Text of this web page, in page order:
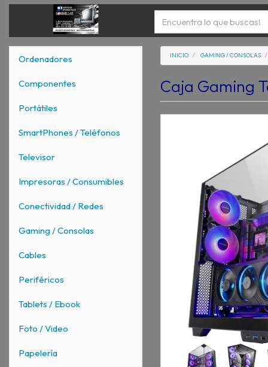
Ordenadores
Componentes
Portátiles
SmartPhones / Teléfonos
Televisor
Impresoras / Consumibles
Conectividad / Redes
Gaming / Consolas
Cables
Periféricos
Tablets / Ebook
Foto / Video
Papelería
INICIO GAMING / CONSOLAS
Caja Gaming